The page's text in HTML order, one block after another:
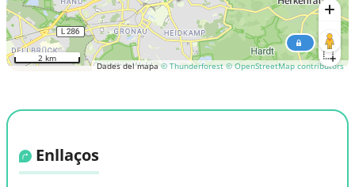
Dades del mapa © Thunderforest © OpenStreetMap contributors
2 km
Enllaços